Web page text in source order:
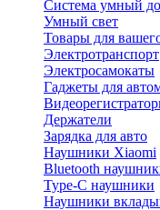
Система умный
Умный свет
Товары для
Электротранспорт
Электросамокаты
Гаджеты для
Держатели
Зарядка для авто
Наушники Xiaomi
Bluetooth
Type-C наушники
Наушники